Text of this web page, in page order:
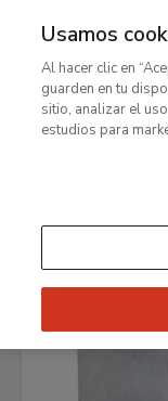
MENÚ
contenido
principal
TODA LA
Usamos
Al hacer clic en
guarden en tu
sitio, analizar el
estudios para